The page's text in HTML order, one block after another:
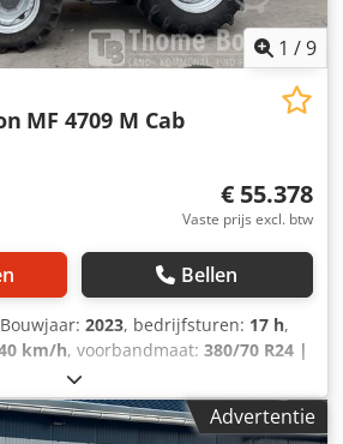
1 /9
MF 4709 M Cab
€ 55.378
Vaste prijs excl. btw
Bellen
2023, bedrijfsturen: 17 h,
km/h, voorbandmaat: 380/70 R24 |
480/70 R34 | 0%
380/70 R24, Banden (a): 480/70
technische
Advertentie